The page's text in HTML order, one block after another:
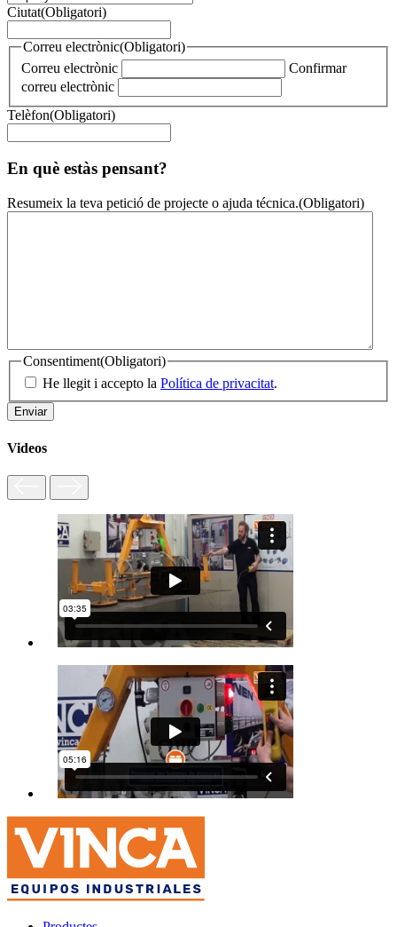
Ciutat(Obligatori)
Correu electrònic(Obligatori)
Correu electrònic
Confirmar
correu electrònic
Telèfon(Obligatori)
En què estàs pensant?
Resumeix la teva petició de projecte o ajuda técnica.(Obligatori)
Consentiment(Obligatori)
He llegit i accepto la Política de privacitat.
Videos